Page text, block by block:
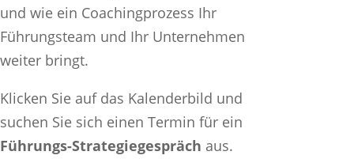
und wie ein Coachingprozess Ihr
Führungsteam und Ihr Unternehmen
weiter bringt.
Klicken Sie auf das Kalenderbild und
suchen Sie sich einen Termin für ein
Führungs-Strategiegespräch aus.